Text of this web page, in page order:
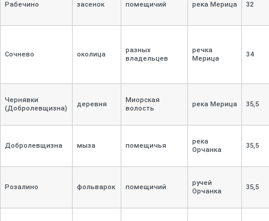
Рабечино засенок помещичий река Мерица 32
Сочнево околица
разных
владельцев
речка
Мерица
34
Чернявки
(Добролевщизна)
деревня
Миорская
волость
река Мерица 35,5
Добролевщизна мыза помещичья
река
Орчанка
35,5
Розалино фольварок помещичий
ручей
Орчанка
35,5